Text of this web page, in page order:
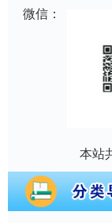
微信：
本站